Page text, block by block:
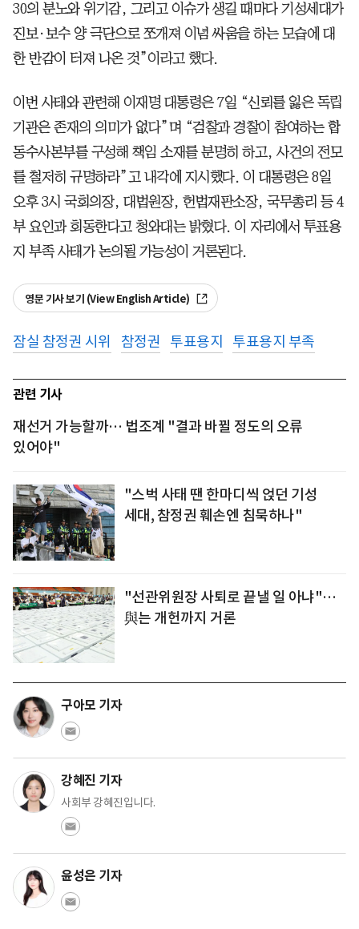
30의 분노와 위기감, 그리고 이슈가 생길 때마다 기성세대가
진보·보수 양 극단으로 쪼개져 이념 싸움을 하는 모습에 대
한 반감이 터져 나온 것”이라고 했다.
이번 사태와 관련해 이재명 대통령은 7일 “신뢰를 잃은 독립
기관은 존재의 의미가 없다”며 “검찰과 경찰이 참여하는 합
동수사본부를 구성해 책임 소재를 분명히 하고, 사건의 전모
를 철저히 규명하라”고 내각에 지시했다. 이 대통령은 8일
오후 3시 국회의장, 대법원장, 헌법재판소장, 국무총리 등 4
부 요인과 회동한다고 청와대는 밝혔다. 이 자리에서 투표용
지 부족 사태가 논의될 가능성이 거론된다.
영문 기사 보기 (View English Article)
잠실 참정권 시위 참정권 투표용지 투표용지 부족
관련 기사
재선거 가능할까… 법조계 "결과 바뀔 정도의 오류
있어야"
"스벅 사태 땐 한마디씩 얹던 기성
세대, 참정권 훼손엔 침묵하나"
"선관위원장 사퇴로 끝낼 일 아냐"…
與는 개헌까지 거론
구아모 기자
강혜진 기자
사회부 강혜진입니다.
윤성은 기자